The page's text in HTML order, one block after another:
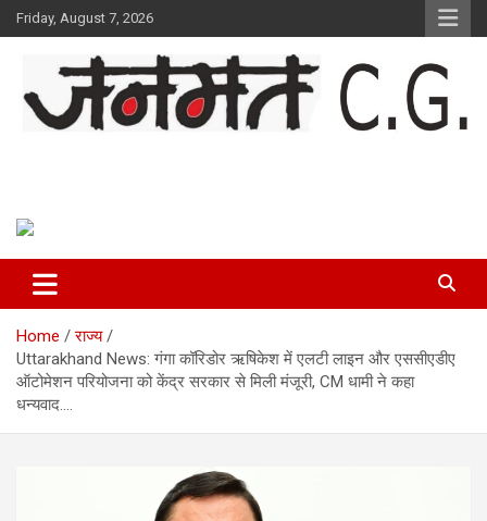
Skip
to
Friday, August 7, 2026
Home
राज्य
Uttarakhand News: गंगा कॉरिडोर ऋषिकेश में एलटी लाइन और एससीएडीए
ऑटोमेशन परियोजना को केंद्र सरकार से मिली मंजूरी, CM धामी ने कहा
धन्यवाद….